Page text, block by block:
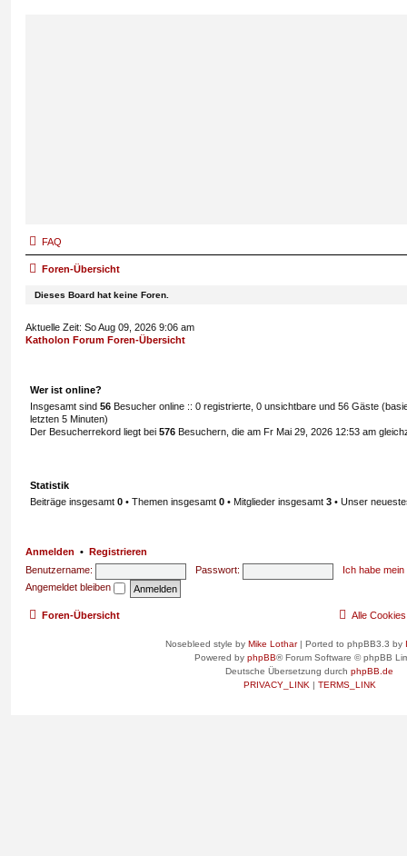
FAQ
Foren-Übersicht
Dieses Board hat keine Foren.
Aktuelle Zeit: So Aug 09, 2026 9:06 am
Katholon Forum Foren-Übersicht
Wer ist online?
Insgesamt sind 56 Besucher online :: 0 registrierte, 0 unsichtbare und 56 Gäste
letzten 5 Minuten)
Der Besucherrekord liegt bei 576 Besuchern, die am Fr Mai 29, 2026 12:53 am
Statistik
Beiträge insgesamt 0 • Themen insgesamt 0 • Mitglieder insgesamt 3 • Unser
Anmelden • Registrieren
Benutzername:
Passwort:
Ich habe
Angemeldet bleiben
Foren-Übersicht Alle
Nosebleed style by Mike Lothar| Ported to phpBB3.3 by
Powered by phpBB® Forum Software © phpBB
Deutsche Übersetzung durch phpBB.de
PRIVACY_LINK | TERMS_LINK